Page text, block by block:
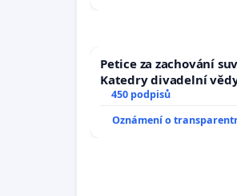
Petice za zachování
Katedry divadelní vědy
450 podpisů
Oznámení o